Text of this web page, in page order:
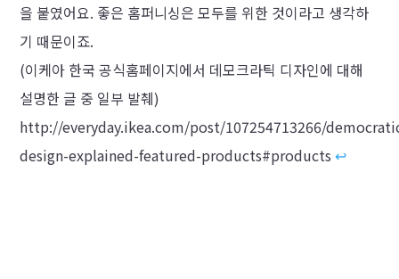
을 붙였어요. 좋은 홈퍼니싱은 모두를 위한 것이라고 생각하
기 때문이죠.
(이케아 한국 공식홈페이지에서 데모크라틱 디자인에 대해
설명한 글 중 일부 발췌)
http://everyday.ikea.com/post/107254713266/
design-explained-featured-products#products ↩︎